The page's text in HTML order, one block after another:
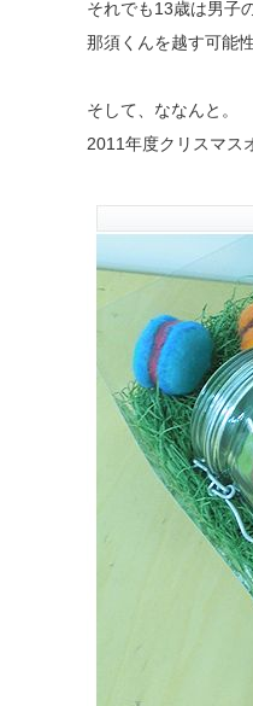
それでも13歳は男子
那須くんを越す可能
そして、ななんと。
2011年度クリスマス